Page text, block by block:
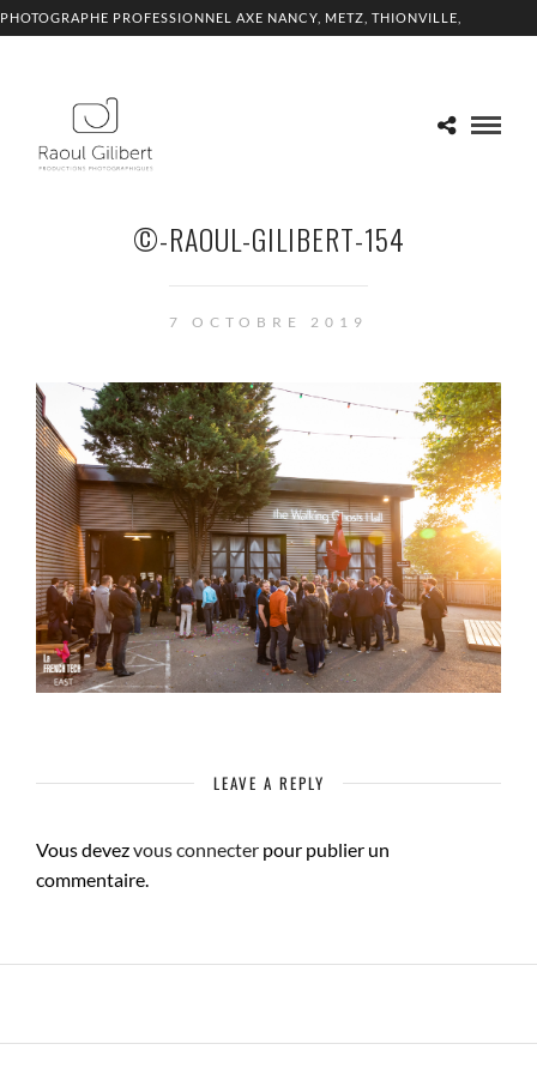
PHOTOGRAPHE PROFESSIONNEL AXE NANCY, METZ, THIONVILLE,
©-RAOUL-GILIBERT-154
7 OCTOBRE 2019
LEAVE A REPLY
Vous devezvous connecter pour publier un
commentaire.